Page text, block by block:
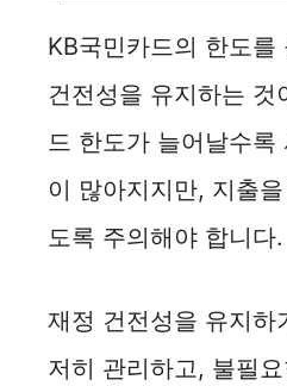
KB국민카드의 한도를
건전성을 유지하는 것
드 한도가 늘어날수록
이 많아지지만, 지출
도록 주의해야 합니다.
재정 건전성을 유지하
저히 관리하고, 불필